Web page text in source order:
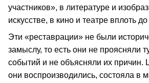
участников», в литературе и
искусстве, в кино и театре вплоть
Эти «реставрации» не были
замыслу, то есть они не проясняли
событий и не объясняли их причин.
они воспроизводились, состояла в